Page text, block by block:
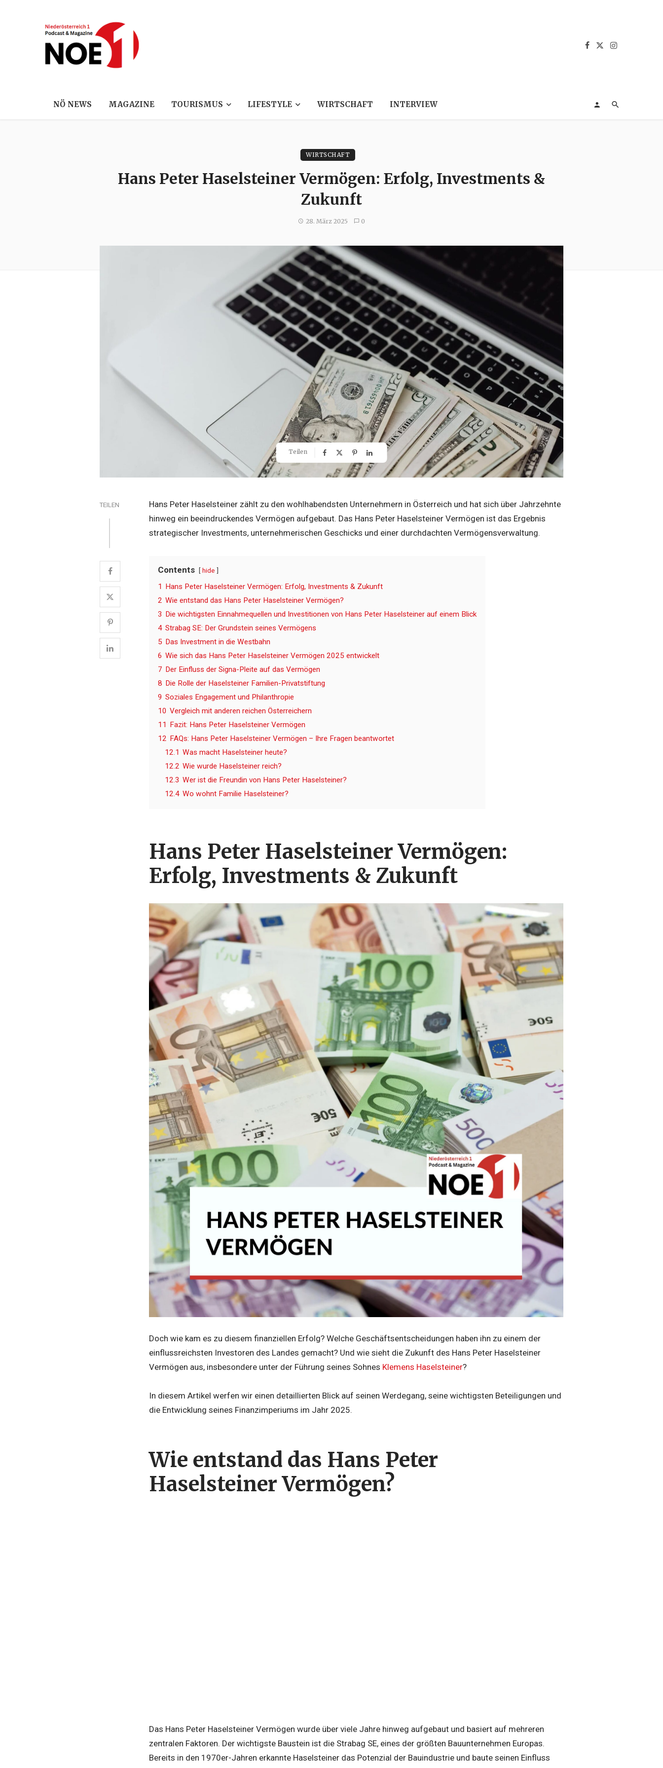
NÖ NEWS MAGAZINE TOURISMUS LIFESTYLE WIRTSCHAFT INTERVIEW
WIRTSCHAFT
Hans Peter Haselsteiner Vermögen: Erfolg, Investments &
Zukunft
28. März 2025 0
Teilen
TEILEN
Hans Peter Haselsteiner zählt zu den wohlhabendsten Unternehmern in Österreich und hat sich über Jahrzehnte
hinweg ein beeindruckendes Vermögen aufgebaut. Das Hans Peter Haselsteiner Vermögen ist das Ergebnis
strategischer Investments, unternehmerischen Geschicks und einer durchdachten Vermögensverwaltung.
Contents hide
1 Hans Peter Haselsteiner Vermögen: Erfolg, Investments & Zukunft
2 Wie entstand das Hans Peter Haselsteiner Vermögen?
3 Die wichtigsten Einnahmequellen und Investitionen von Hans Peter Haselsteiner auf einem Blick
4 Strabag SE: Der Grundstein seines Vermögens
5 Das Investment in die Westbahn
6 Wie sich das Hans Peter Haselsteiner Vermögen 2025 entwickelt
7 Der Einfluss der Signa-Pleite auf das Vermögen
8 Die Rolle der Haselsteiner Familien-Privatstiftung
9 Soziales Engagement und Philanthropie
10 Vergleich mit anderen reichen Österreichern
11 Fazit: Hans Peter Haselsteiner Vermögen
12 FAQs: Hans Peter Haselsteiner Vermögen – Ihre Fragen beantwortet
12.1 Was macht Haselsteiner heute?
12.2 Wie wurde Haselsteiner reich?
12.3 Wer ist die Freundin von Hans Peter Haselsteiner?
12.4 Wo wohnt Familie Haselsteiner?
Hans Peter Haselsteiner Vermögen:
Erfolg, Investments & Zukunft
Doch wie kam es zu diesem finanziellen Erfolg? Welche Geschäftsentscheidungen haben ihn zu einem der
einflussreichsten Investoren des Landes gemacht? Und wie sieht die Zukunft des Hans Peter Haselsteiner
Vermögen aus, insbesondere unter der Führung seines Sohnes Klemens Haselsteiner?
In diesem Artikel werfen wir einen detaillierten Blick auf seinen Werdegang, seine wichtigsten Beteiligungen und
die Entwicklung seines Finanzimperiums im Jahr 2025.
Wie entstand das Hans Peter
Haselsteiner Vermögen?
Das Hans Peter Haselsteiner Vermögen wurde über viele Jahre hinweg aufgebaut und basiert auf mehreren
zentralen Faktoren. Der wichtigste Baustein ist die Strabag SE, eines der größten Bauunternehmen Europas.
Bereits in den 1970er-Jahren erkannte Haselsteiner das Potenzial der Bauindustrie und baute seinen Einfluss